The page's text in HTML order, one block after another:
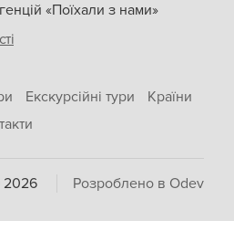
«Поїхали з нами»
Екскурсійні тури
Країни
Розроблено в Odev